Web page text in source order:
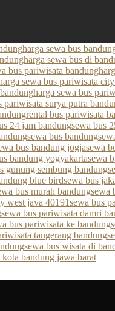
harga sewa bus
harga sewa bus di
bus pariwisata bandung
sewa bus pariwisata
harga sewa bus
pariwisata surya putra
rental bus pariwisata
24 jam bandungsewa bus
sewa bus bandung
bus bandung jogjasewa
bandung yogyakartasewa
gunung sembung bandung
blue birdsewa bus
bus murah bandungsewa
west java 40191sewa bus
sewa bus pariwisata damri
bus pariwisata ke bandung
tangerang bandung
sewa bus wisata di
bandung jawa barat